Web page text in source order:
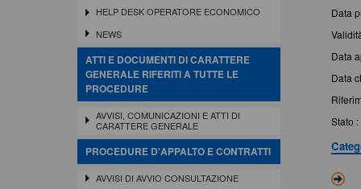
HELP DESK OPERATORE ECONOMICO
NEWS
ATTI E DOCUMENTI DI CARATTERE
GENERALE RIFERITI A TUTTE LE
PROCEDURE
AVVISI, COMUNICAZIONI E ATTI DI
CARATTERE GENERALE
PROCEDURE D'APPALTO E CONTRATTI
AVVISI DI AVVIO CONSULTAZIONE
Data
Data
Data
Stato :